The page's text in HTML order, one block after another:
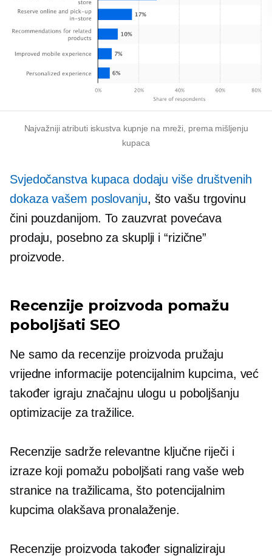
Najvažniji atributi iskustva kupnje na mreži, prema mišljenju
kupaca
Svjedočanstva kupaca dodaju više društvenih
dokaza vašem poslovanju, što vašu trgovinu
čini pouzdanijom. To zauzvrat povećava
prodaju, posebno za skuplji i “rizične”
proizvode.
Recenzije proizvoda pomažu
poboljšati SEO
Ne samo da recenzije proizvoda pružaju
vrijedne informacije potencijalnim kupcima, već
također igraju značajnu ulogu u poboljšanju
optimizacije za tražilice.
Recenzije sadrže relevantne ključne riječi i
izraze koji pomažu poboljšati rang vaše web
stranice na tražilicama, što potencijalnim
kupcima olakšava pronalaženje.
Recenzije proizvoda također signaliziraju